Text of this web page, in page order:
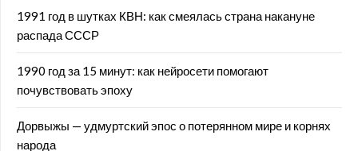
1991 год в шутках КВН: как смеялась страна накануне
распада СССР
1990 год за 15 минут: как нейросети помогают
почувствовать эпоху
Дорвыжы — удмуртский эпос о потерянном мире и корнях
народа